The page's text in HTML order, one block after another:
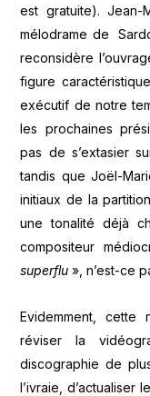
est gratuite). Jean-
mélodrame de
reconsidère
figure
exécutif de notre
les prochaines
pas de s’extasier
tandis que Joël-
initiaux de la
une tonalité déjà
compositeur
superflu », n’est-ce
Evidemment, cette
réviser la
discographie de
l’ivraie, d’actualiser